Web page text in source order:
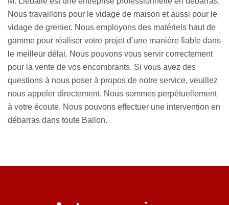
Nous travaillons pour le vidage de maison et aussi pour le
vidage de grenier. Nous employons des matériels haut de
gamme pour réaliser votre projet d’une manière fiable dans
le meilleur délai. Nous pouvons vous servir correctement
pour la vente de vos encombrants. Si vous avez des
questions à nous poser à propos de notre service, veuillez
nous appeler directement. Nous sommes perpétuellement
à votre écoute. Nous pouvons effectuer une intervention en
débarras dans toute Ballon.